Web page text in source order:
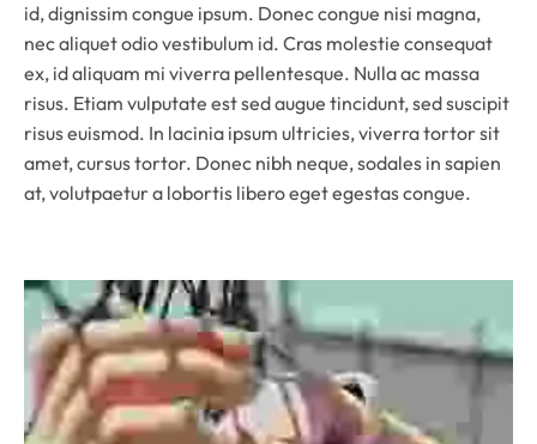
id, dignissim congue ipsum. Donec congue nisi magna,
nec aliquet odio vestibulum id. Cras molestie consequat
ex, id aliquam mi viverra pellentesque. Nulla ac massa
risus. Etiam vulputate est sed augue tincidunt, sed suscipit
risus euismod. In lacinia ipsum ultricies, viverra tortor sit
amet, cursus tortor. Donec nibh neque, sodales in sapien
at, volutpaetur a lobortis libero eget egestas congue.